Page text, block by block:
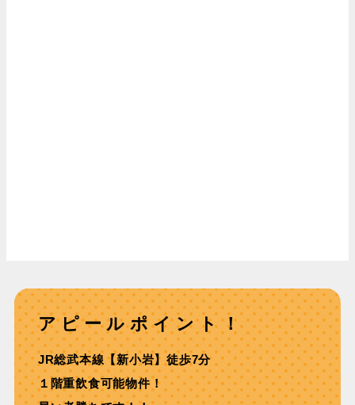
アピールポイント！
JR総武本線【新⼩岩】徒歩7分
１階重飲⾷可能物件！